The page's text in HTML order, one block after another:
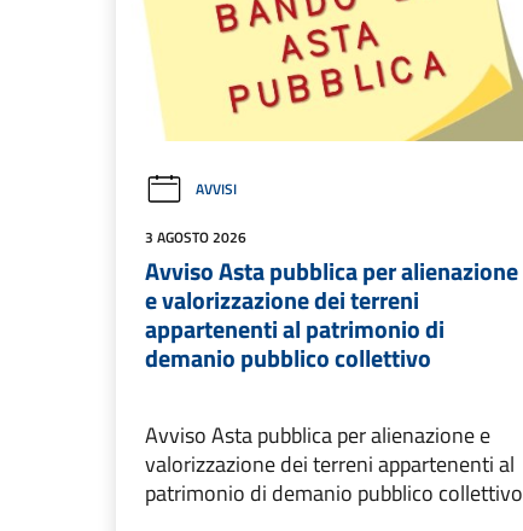
AVVISI
3 AGOSTO 2026
Avviso Asta pubblica per alienazione
e valorizzazione dei terreni
appartenenti al patrimonio di
demanio pubblico collettivo
Avviso Asta pubblica per alienazione e
valorizzazione dei terreni appartenenti al
patrimonio di demanio pubblico collettivo